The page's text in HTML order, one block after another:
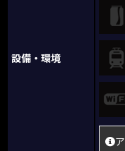
設備・環境